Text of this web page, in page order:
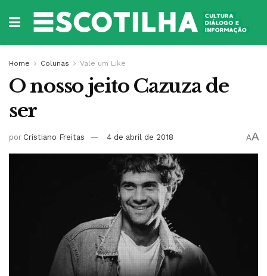
Home Colunas Vale um Like
O nosso jeito Cazuza de
ser
por Cristiano Freitas 4 de abril de 2018 AA